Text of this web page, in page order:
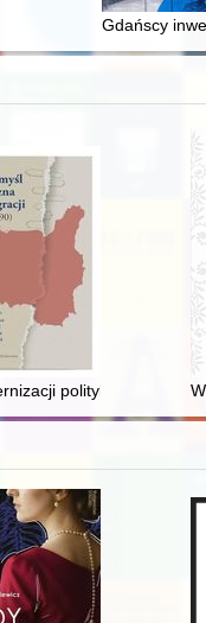
drawskiego od
Gdańscy
79 lat później? :
= Female
polityki